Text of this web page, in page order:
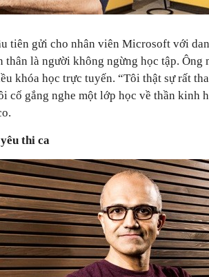
tiên gửi cho nhân viên Microsoft với
thân là người không ngừng học tập. Ông
khóa học trực tuyến. “Tôi thật sự rất
cố gắng nghe một lớp học về thần kinh
thi ca